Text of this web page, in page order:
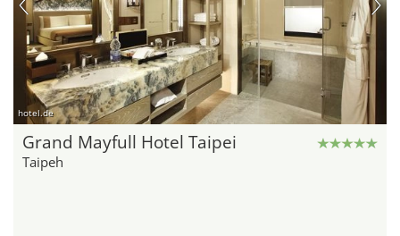
hotel.de
Grand Mayfull Hotel Taipei
Taipeh